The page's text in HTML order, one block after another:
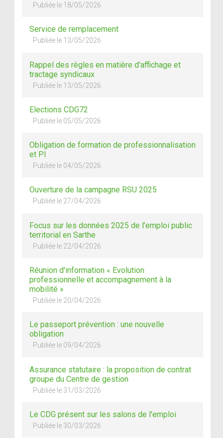
Publiée le 18/05/2026
Service de remplacement
Publiée le 13/05/2026
Rappel des règles en matière d'affichage et
tractage syndicaux
Publiée le 13/05/2026
Elections CDG72
Publiée le 05/05/2026
Obligation de formation de professionnalisation
et PI
Publiée le 04/05/2026
Ouverture de la campagne RSU 2025
Publiée le 27/04/2026
Focus sur les données 2025 de l’emploi public
territorial en Sarthe
Publiée le 22/04/2026
Réunion d'information « Evolution
professionnelle et accompagnement à la
mobilité »
Publiée le 20/04/2026
Le passeport prévention : une nouvelle
obligation
Publiée le 09/04/2026
Assurance statutaire : la proposition de contrat
groupe du Centre de gestion
Publiée le 31/03/2026
Le CDG présent sur les salons de l'emploi
Publiée le 30/03/2026